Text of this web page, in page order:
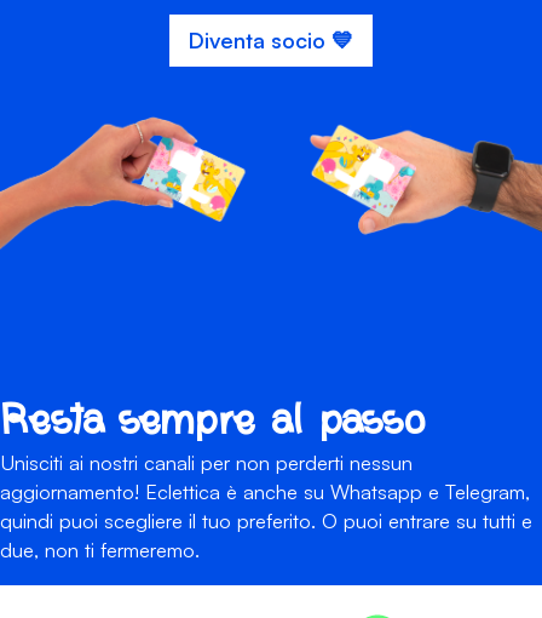
Diventa socio 💙
Resta sempre al passo
Unisciti ai nostri canali per non perderti nessun
aggiornamento! Eclettica è anche su Whatsapp e Telegram,
quindi puoi scegliere il tuo preferito. O puoi entrare su tutti e
due, non ti fermeremo.